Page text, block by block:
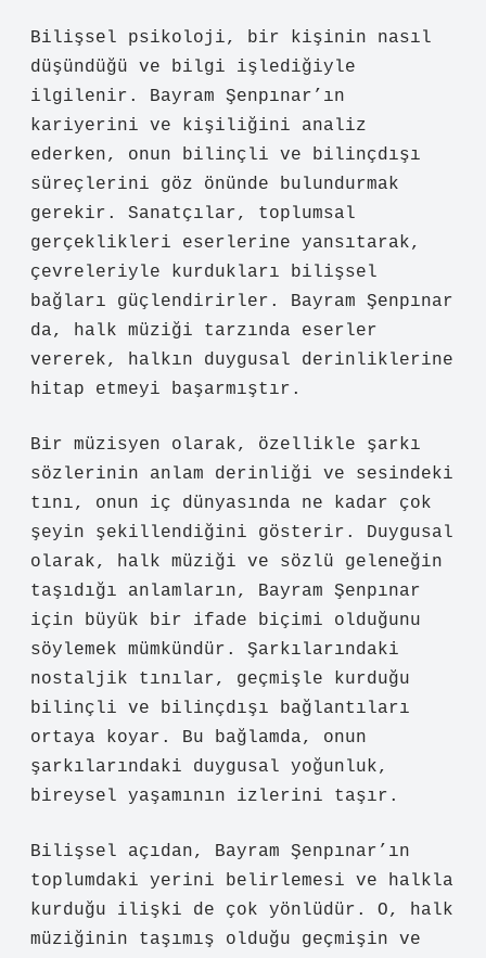
Bilişsel psikoloji, bir kişinin nasıl
düşündüğü ve bilgi işlediğiyle
ilgilenir. Bayram Şenpınar’ın
kariyerini ve kişiliğini analiz
ederken, onun bilinçli ve bilinçdışı
süreçlerini göz önünde bulundurmak
gerekir. Sanatçılar, toplumsal
gerçeklikleri eserlerine yansıtarak,
çevreleriyle kurdukları bilişsel
bağları güçlendirirler. Bayram Şenpınar
da, halk müziği tarzında eserler
vererek, halkın duygusal derinliklerine
hitap etmeyi başarmıştır.
Bir müzisyen olarak, özellikle şarkı
sözlerinin anlam derinliği ve sesindeki
tını, onun iç dünyasında ne kadar çok
şeyin şekillendiğini gösterir. Duygusal
olarak, halk müziği ve sözlü geleneğin
taşıdığı anlamların, Bayram Şenpınar
için büyük bir ifade biçimi olduğunu
söylemek mümkündür. Şarkılarındaki
nostaljik tınılar, geçmişle kurduğu
bilinçli ve bilinçdışı bağlantıları
ortaya koyar. Bu bağlamda, onun
şarkılarındaki duygusal yoğunluk,
bireysel yaşamının izlerini taşır.
Bilişsel açıdan, Bayram Şenpınar’ın
toplumdaki yerini belirlemesi ve halkla
kurduğu ilişki de çok yönlüdür. O, halk
müziğinin taşımış olduğu geçmişin ve